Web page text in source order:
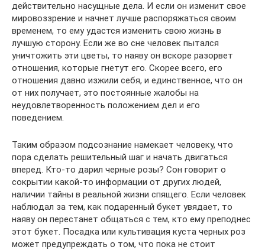
действительно насущные дела. И если он изменит свое
мировоззрение и начнет лучше распоряжаться своим
временем, то ему удастся изменить свою жизнь в
лучшую сторону. Если же во сне человек пытался
уничтожить эти цветы, то наяву он вскоре разорвет
отношения, которые гнетут его. Скорее всего, его
отношения давно изжили себя, и единственное, что он
от них получает, это постоянные жалобы на
неудовлетворенность положением дел и его
поведением.
Таким образом подсознание намекает человеку, что
пора сделать решительный шаг и начать двигаться
вперед. Кто-то дарил черные розы? Сон говорит о
сокрытии какой-то информации от других людей,
наличии тайны в реальной жизни спящего. Если человек
наблюдал за тем, как подаренный букет увядает, то
наяву он перестанет общаться с тем, кто ему преподнес
этот букет. Посадка или культивация куста черных роз
может предупреждать о том, что пока не стоит